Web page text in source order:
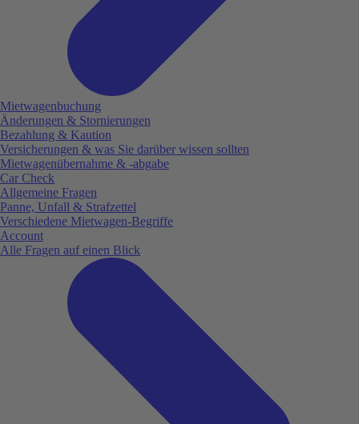
Mietwagenbuchung
Änderungen & Stornierungen
Bezahlung & Kaution
Versicherungen & was Sie darüber wissen sollten
Mietwagenübernahme & -abgabe
Car Check
Allgemeine Fragen
Panne, Unfall & Strafzettel
Verschiedene Mietwagen-Begriffe
Account
Alle Fragen auf einen Blick